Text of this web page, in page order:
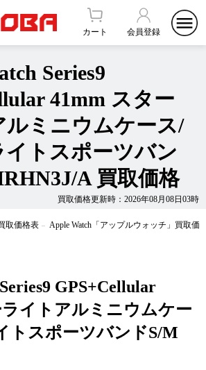
カート 会員登録
買取価格更新時：2026年08月08日03時
Series9
41mm スター
ルミニウムケース/
イトスポーツバン
A 買取価格
取価格表 Apple Watch「アップルウォッチ」買取価
GPS+Cellular
イトアルミニウムケー
トスポーツバンドS/M